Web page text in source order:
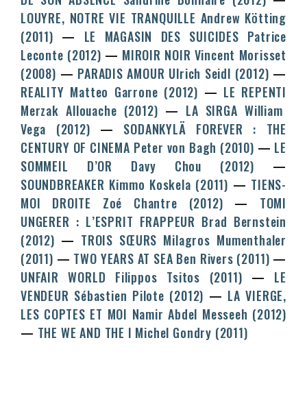
LOUYRE, NOTRE VIE TRANQUILLE Andrew Kötting
(2011)
LE MAGASIN DES SUICIDES Patrice
Leconte (2012) MIROIR NOIR Vincent Morisset
(2008)
PARADIS AMOUR Ulrich Seidl (2012)
REALITY Matteo Garrone (2012)
LE REPENTI
Merzak Allouache (2012) LA SIRGA William
Vega (2012)
SODANKYLÄ FOREVER : THE
CENTURY OF CINEMA Peter von Bagh (2010)
LE
SOMMEIL D’OR Davy Chou (2012)
SOUNDBREAKER Kimmo Koskela (2011)
TIENS-
MOI DROITE Zoé Chantre (2012)
TOMI
UNGERER : L’ESPRIT FRAPPEUR Brad Bernstein
(2012)
TROIS SŒURS Milagros Mumenthaler
(2011)
TWO YEARS AT SEA Ben Rivers (2011)
UNFAIR WORLD Filippos Tsitos (2011)
LE
VENDEUR Sébastien Pilote (2012)
LA VIERGE,
LES COPTES ET MOI Namir Abdel Messeeh (2012)
THE WE AND THE I Michel Gondry (2011)